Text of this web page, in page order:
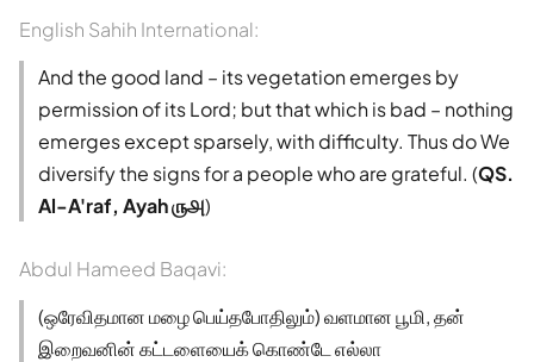
English Sahih International:
And the good land – its vegetation emerges by
permission of its Lord; but that which is bad – nothing
emerges except sparsely, with difficulty. Thus do We
diversify the signs for a people who are grateful. (QS.
Al-A'raf, Ayah ௫௮)
Abdul Hameed Baqavi:
(ஒரேவிதமான மழை பெய்தபோதிலும்) வளமான பூமி, தன்
இறைவனின் கட்டளையைக் கொண்டே எல்லா